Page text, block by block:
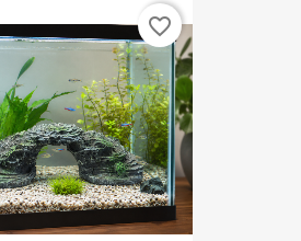
favorite_border